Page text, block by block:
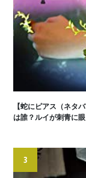
【蛇にピアス（ネタ
は誰？ルイが刺青に
3